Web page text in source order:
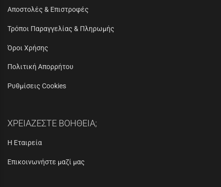
Αποστολές & Επιστροφές
Τρόποι Παραγγελίας & Πληρωμής
Όροι Χρήσης
Πολιτική Απορρήτου
Ρυθμίσεις Cookies
ΧΡΕΙΑΖΕΣΤΕ ΒΟΗΘΕΙΑ;
Η Εταιρεία
Επικοινωνήστε μαζί μας